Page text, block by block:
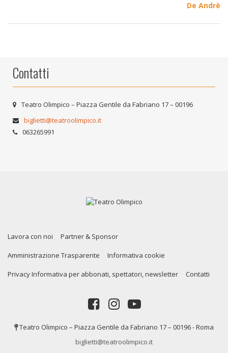
De Andrè
Contatti
Teatro Olimpico – Piazza Gentile da Fabriano 17 – 00196
biglietti@teatroolimpico.it
063265991
Lavora con noi Partner & Sponsor
Amministrazione Trasparente Informativa cookie
Privacy Informativa per abbonati, spettatori, newsletter Contatti
Teatro Olimpico – Piazza Gentile da Fabriano 17 – 00196 - Roma
biglietti@teatroolimpico.it